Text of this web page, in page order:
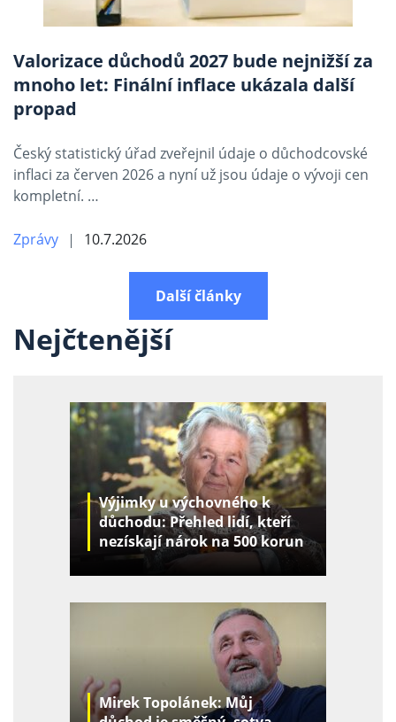
Valorizace důchodů 2027 bude nejnižší za
mnoho let: Finální inflace ukázala další
propad
Český statistický úřad zveřejnil údaje o důchodcovské
inflaci za červen 2026 a nyní už jsou údaje o vývoji cen
kompletní. …
Zprávy 10.7.2026
Další články
Nejčtenější
Výjimky u výchovného k
důchodu: Přehled lidí, kteří
nezískají nárok na 500 korun
za děti
Mirek Topolánek: Můj